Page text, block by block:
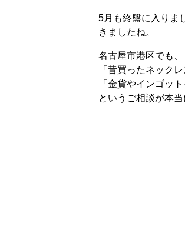
5月も終盤に入りま
きましたね。
名古屋市港区でも、
「昔買ったネック
「金貨やインゴッ
というご相談が本当